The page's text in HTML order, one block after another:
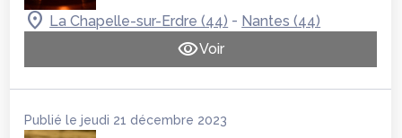
La Chapelle-sur-Erdre (44) - Nantes (44)
Voir
Publié le jeudi 21 décembre 2023